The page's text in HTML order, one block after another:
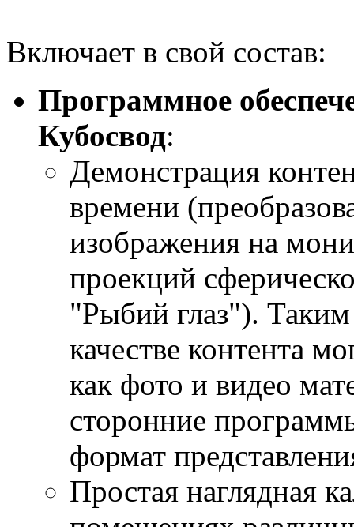
Включает в свой состав:
Программное
Кубосвод:
Демонстрация
времени
изображения на
проекций
"Рыбий глаз").
качестве контента
как фото и видео
сторонние
формат
Простая наглядная